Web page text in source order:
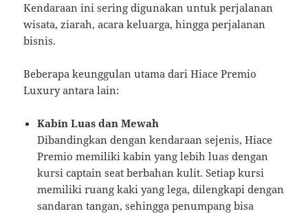
Kendaraan ini sering digunakan untuk perjalanan
wisata, ziarah, acara keluarga, hingga perjalanan
bisnis.
Beberapa keunggulan utama dari Hiace Premio
Luxury antara lain:
Kabin Luas dan Mewah
Dibandingkan dengan kendaraan sejenis, Hiace
Premio memiliki kabin yang lebih luas dengan
kursi captain seat berbahan kulit. Setiap kursi
memiliki ruang kaki yang lega, dilengkapi dengan
sandaran tangan, sehingga penumpang bisa